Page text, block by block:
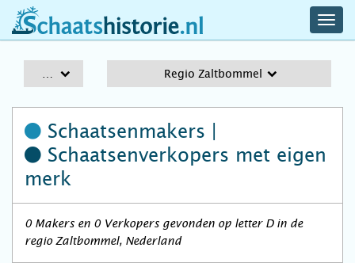
schaatshistorie.nl
Regio Zaltbommel
Schaatsenmakers |
Schaatsenverkopers met eigen
merk
0 Makers en 0 Verkopers gevonden op letter D in de
regio Zaltbommel, Nederland